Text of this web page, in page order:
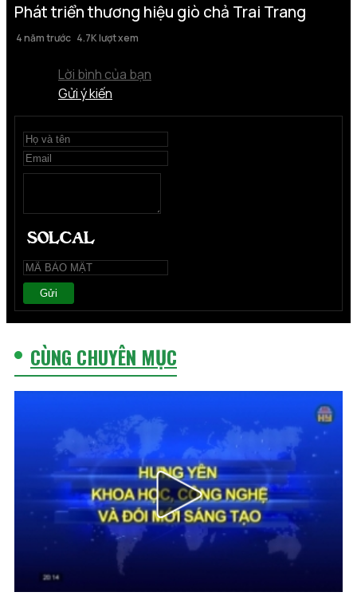
Phát triển thương hiệu giò chả Trai Trang
4 năm trước 4.7K lượt xem
Lời bình của bạn
Gửi ý kiến
Gửi
CÙNG CHUYÊN MỤC